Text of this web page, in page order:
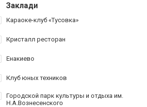
Заклади
Караоке-клуб «Тусовка»
Кристалл ресторан
Енакиево
Клуб юных техников
Городской парк культуры и отдыха им.
Н.А.Вознесенского